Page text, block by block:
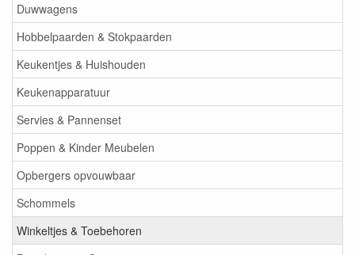
Duwwagens
Hobbelpaarden & Stokpaarden
Keukentjes & Huishouden
Keukenapparatuur
Servies & Pannenset
Poppen & Kinder Meubelen
Opbergers opvouwbaar
Schommels
Winkeltjes & Toebehoren